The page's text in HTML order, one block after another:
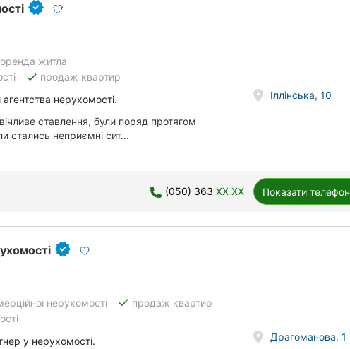
оренда житла
done продаж квартир
нерухомості.
ставлення, були поряд протягом
стались неприємні сит...
Іллінська, 10
(050) 363 XX XX Показати телефон
нерухомості done продаж квартир
у нерухомості.
Драгоманова, 1